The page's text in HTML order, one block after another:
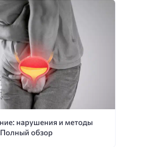
нарушения и методы
обзор